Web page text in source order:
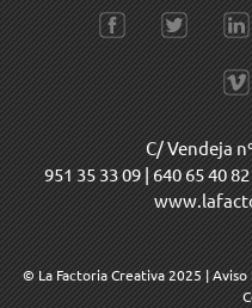
C/ Vendeja
951 35 33 09 | 640 65 40 82
© La Factoria Creativa 2025 |Aviso